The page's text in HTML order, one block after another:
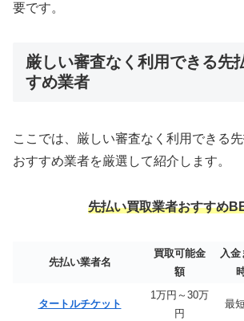
要です。
厳しい審査なく利用できる先
すめ業者
ここでは、厳しい審査なく利用できる
おすすめ業者を厳選して紹介します。
先払い買取業者おすすめ
先払い業者名
買取可能金
額
入金
タートルチケット
1万円～30万
円
最